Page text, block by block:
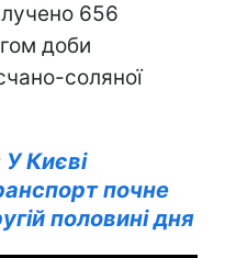
656
доби
соляної
У Києві
почне
половині дня